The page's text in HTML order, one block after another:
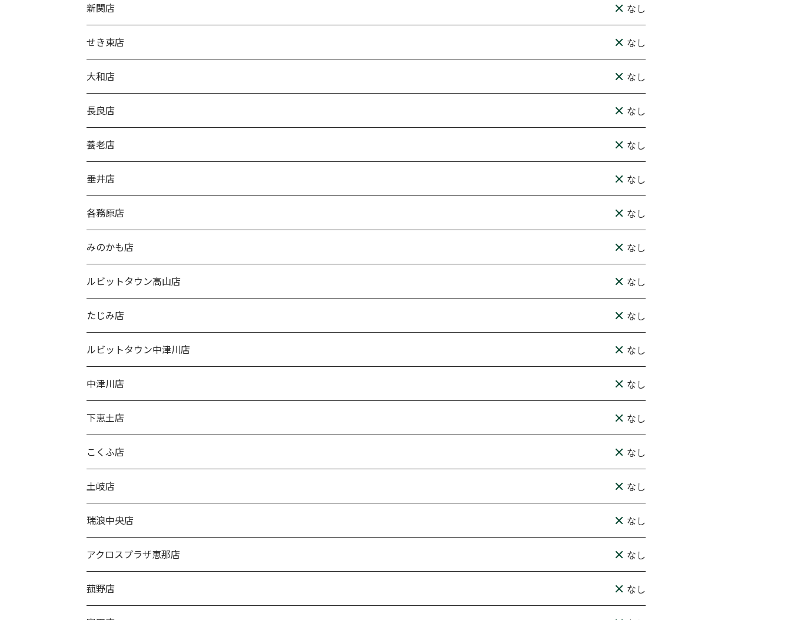
新関店 なし
せき東店 なし
大和店 なし
長良店 なし
養老店 なし
垂井店 なし
各務原店 なし
みのかも店 なし
ルビットタウン高山店 なし
たじみ店 なし
ルビットタウン中津川店 なし
中津川店 なし
下恵土店 なし
こくふ店 なし
土岐店 なし
瑞浪中央店 なし
アクロスプラザ恵那店 なし
菰野店 なし